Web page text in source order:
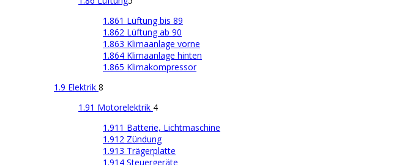
1.861 Lüftung bis 89
1.862 Lüftung ab 90
1.863 Klimaanlage vorne
1.864 Klimaanlage hinten
1.865 Klimakompressor
1.9 Elektrik 8
1.91 Motorelektrik 4
1.911 Batterie, Lichtmaschine
1.912 Zündung
1.913 Trägerplatte
1.914 Steuergeräte